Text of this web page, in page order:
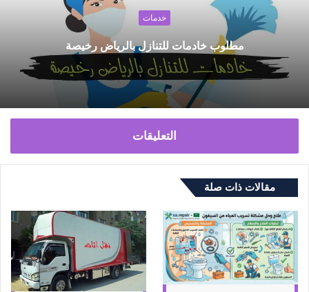
و
ب
خدمات
مطلوب خادمات للتنازل بالرياض رخيصة
التعليقات
مقالات ذات صلة